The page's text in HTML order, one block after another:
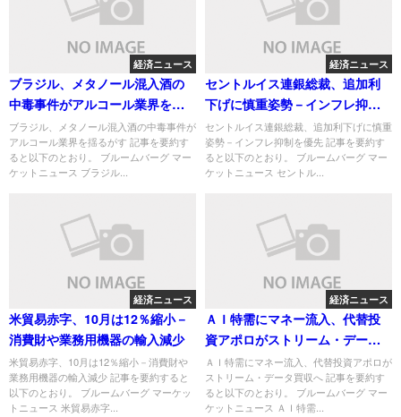
経済ニュース
ブラジル、メタノール混入酒の
中毒事件がアルコール業界を揺
るがす
ブラジル、メタノール混入酒の中毒事件が
アルコール業界を揺るがす 記事を要約す
ると以下のとおり。 ブルームバーグ マー
ケットニュース ブラジル...
経済ニュース
セントルイス連銀総裁、追加利
下げに慎重姿勢－インフレ抑制
を優先
セントルイス連銀総裁、追加利下げに慎重
姿勢－インフレ抑制を優先 記事を要約す
ると以下のとおり。 ブルームバーグ マー
ケットニュース セントル...
経済ニュース
米貿易赤字、10月は12％縮小－
消費財や業務用機器の輸入減少
米貿易赤字、10月は12％縮小－消費財や
業務用機器の輸入減少 記事を要約すると
以下のとおり。 ブルームバーグ マーケッ
トニュース 米貿易赤字...
経済ニュース
ＡＩ特需にマネー流入、代替投
資アポロがストリーム・データ
買収へ
ＡＩ特需にマネー流入、代替投資アポロが
ストリーム・データ買収へ 記事を要約す
ると以下のとおり。 ブルームバーグ マー
ケットニュース ＡＩ特需...